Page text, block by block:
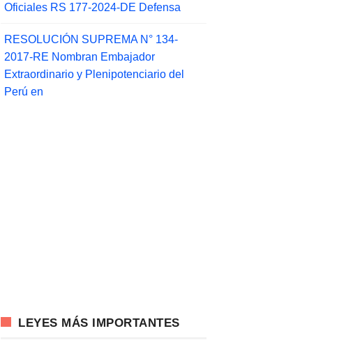
Oficiales RS 177-2024-DE Defensa
RESOLUCIÓN SUPREMA N° 134-
2017-RE Nombran Embajador
Extraordinario y Plenipotenciario del
Perú en
LEYES MÁS IMPORTANTES